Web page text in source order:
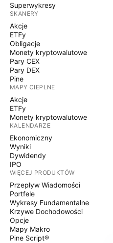
Superwykresy
SKANERY
Akcje
ETFy
Obligacje
Monety kryptowalutowe
Pary CEX
Pary DEX
Pine
MAPY CIEPLNE
Akcje
ETFy
Monety kryptowalutowe
KALENDARZE
Ekonomiczny
Wyniki
Dywidendy
IPO
WIĘCEJ PRODUKTÓW
Przepływ Wiadomości
Portfele
Wykresy Fundamentalne
Krzywe Dochodowości
Opcje
Mapy Makro
Pine Script®